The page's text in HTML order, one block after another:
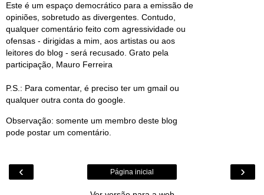
Este é um espaço democrático para a emissão de
opiniões, sobretudo as divergentes. Contudo,
qualquer comentário feito com agressividade ou
ofensas - dirigidas a mim, aos artistas ou aos
leitores do blog - será recusado. Grato pela
participação, Mauro Ferreira
P.S.: Para comentar, é preciso ter um gmail ou
qualquer outra conta do google.
Observação: somente um membro deste blog
pode postar um comentário.
‹ ›
Página inicial